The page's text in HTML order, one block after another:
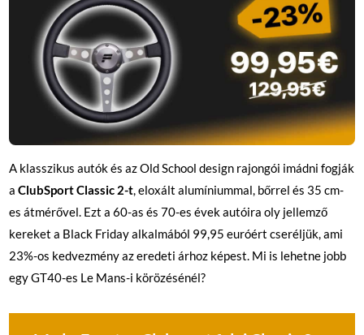
A klasszikus autók és az Old School design rajongói imádni fogják
aClubSport Classic 2-t , eloxált alumíniummal, bőrrel és 35 cm-
es átmérővel. Ezt a 60-as és 70-es évek autóira oly jellemző
kereket a Black Friday alkalmából 99,95 euróért cseréljük, ami
23%-os kedvezmény az eredeti árhoz képest. Mi is lehetne jobb
egy GT40-es Le Mans-i körözésénél?